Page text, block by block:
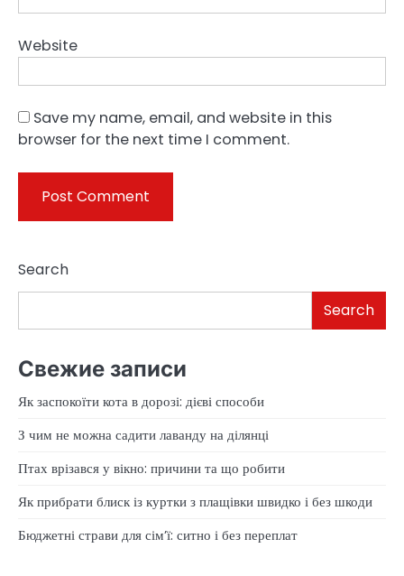
Website
Save my name, email, and website in this
browser for the next time I comment.
Search
Search
Свежие записи
Як заспокоїти кота в дорозі: дієві способи
З чим не можна садити лаванду на ділянці
Птах врізався у вікно: причини та що робити
Як прибрати блиск із куртки з плащівки швидко і без шкоди
Бюджетні страви для сім’ї: ситно і без переплат